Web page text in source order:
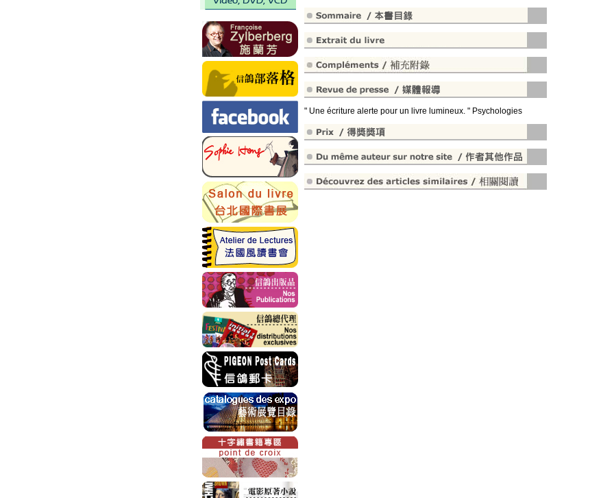
" Une écriture alerte pour un livre lumineux. " Psychologies